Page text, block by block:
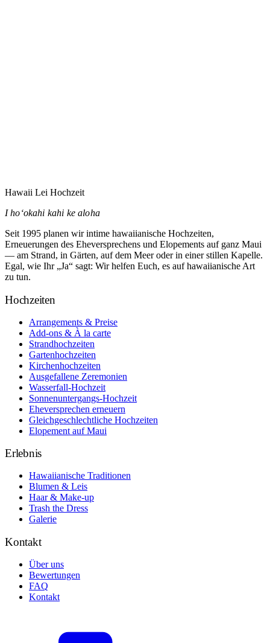
Hawaii Lei Hochzeit
I hoʻokahi kahi ke aloha
Seit 1995 planen wir intime hawaiianische Hochzeiten,
Erneuerungen des Eheversprechens und Elopements auf ganz Maui
— am Strand, in Gärten, auf dem Meer oder in einer stillen Kapelle.
Egal, wie Ihr „Ja“ sagt: Wir helfen Euch, es auf hawaiianische Art
zu tun.
Hochzeiten
Arrangements & Preise
Add-ons & À la carte
Strandhochzeiten
Gartenhochzeiten
Kirchenhochzeiten
Ausgefallene Zeremonien
Wasserfall-Hochzeit
Sonnenuntergangs-Hochzeit
Eheversprechen erneuern
Gleichgeschlechtliche Hochzeiten
Elopement auf Maui
Erlebnis
Hawaiianische Traditionen
Blumen & Leis
Haar & Make-up
Trash the Dress
Galerie
Kontakt
Über uns
Bewertungen
FAQ
Kontakt